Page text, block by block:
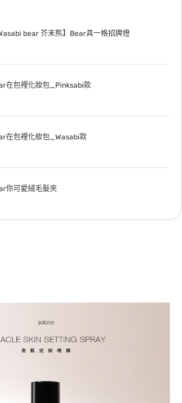
bear 芥末熊】Bear具一格招牌燈
在包裡化妝包_Pinksabi款
在包裡化妝包_Wasabi款
你可愛絨毛髮夾